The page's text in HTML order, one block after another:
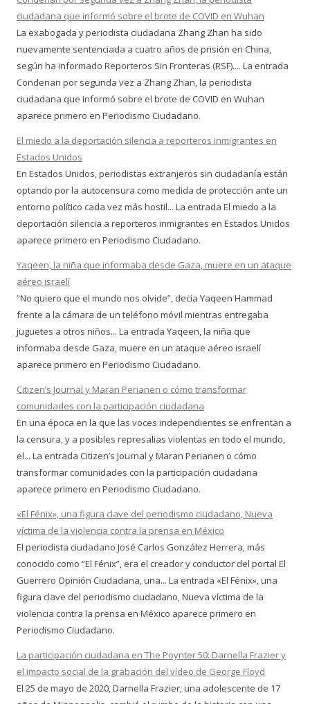
ciudadana que informó sobre el brote de COVID en Wuhan
La exabogada y periodista ciudadana Zhang Zhan ha sido
nuevamente sentenciada a cuatro años de prisión en China,
según ha informado Reporteros Sin Fronteras (RSF).... La entrada
Condenan por segunda vez a Zhang Zhan, la periodista
ciudadana que informó sobre el brote de COVID en Wuhan
aparece primero en Periodismo Ciudadano.
El miedo a la deportación silencia a reporteros inmigrantes en
Estados Unidos
En Estados Unidos, periodistas extranjeros sin ciudadanía están
optando por la autocensura como medida de protección ante un
entorno político cada vez más hostil... La entrada El miedo a la
deportación silencia a reporteros inmigrantes en Estados Unidos
aparece primero en Periodismo Ciudadano.
Yaqeen, la niña que informaba desde Gaza, muere en un ataque
aéreo israelí
“No quiero que el mundo nos olvide”, decía Yaqeen Hammad
frente a la cámara de un teléfono móvil mientras entregaba
juguetes a otros niños... La entrada Yaqeen, la niña que
informaba desde Gaza, muere en un ataque aéreo israelí
aparece primero en Periodismo Ciudadano.
Citizen’s Journal y Maran Perianen o cómo transformar
comunidades con la participación ciudadana
En una época en la que las voces independientes se enfrentan a
la censura, y a posibles represalias violentas en todo el mundo,
el... La entrada Citizen’s Journal y Maran Perianen o cómo
transformar comunidades con la participación ciudadana
aparece primero en Periodismo Ciudadano.
«El Fénix», una figura clave del periodismo ciudadano, Nueva
víctima de la violencia contra la prensa en México
El periodista ciudadano José Carlos González Herrera, más
conocido como “El Fénix”, era el creador y conductor del portal El
Guerrero Opinión Ciudadana, una... La entrada «El Fénix», una
figura clave del periodismo ciudadano, Nueva víctima de la
violencia contra la prensa en México aparece primero en
Periodismo Ciudadano.
La participación ciudadana en The Poynter 50: Darnella Frazier y
el impacto social de la grabación del vídeo de George Floyd
El 25 de mayo de 2020, Darnella Frazier, una adolescente de 17